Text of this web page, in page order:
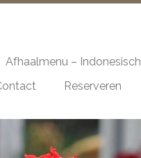
Afhaalmenu – Indonesisch
Reserveren